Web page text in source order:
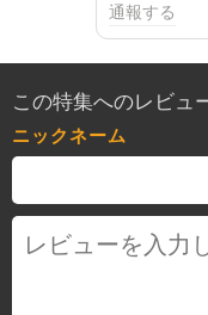
通報する
この特集へのレビュ
ニックネーム